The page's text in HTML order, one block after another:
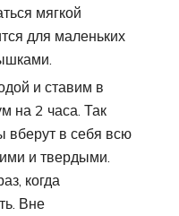
мягкой
для маленьких
и ставим в
на 2 часа. Так
вберут в себя всю
и твердыми.
когда
Вне